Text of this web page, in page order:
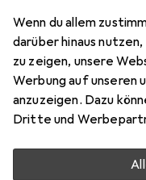
Wenn du allem
darüber hinaus
zu zeigen, unsere
Werbung auf unseren
anzuzeigen. Dazu
Dritte und
Preis in EUR inkl. MwSt.
Bewertungen
Mi, 12.8. geliefert
Mehr als 10 Stück